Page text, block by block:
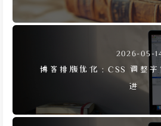
2026-05-
博客排版优化：CSS 调整
进